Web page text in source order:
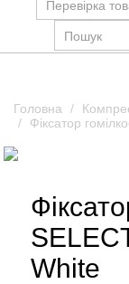
Головна
Фіксатор
White